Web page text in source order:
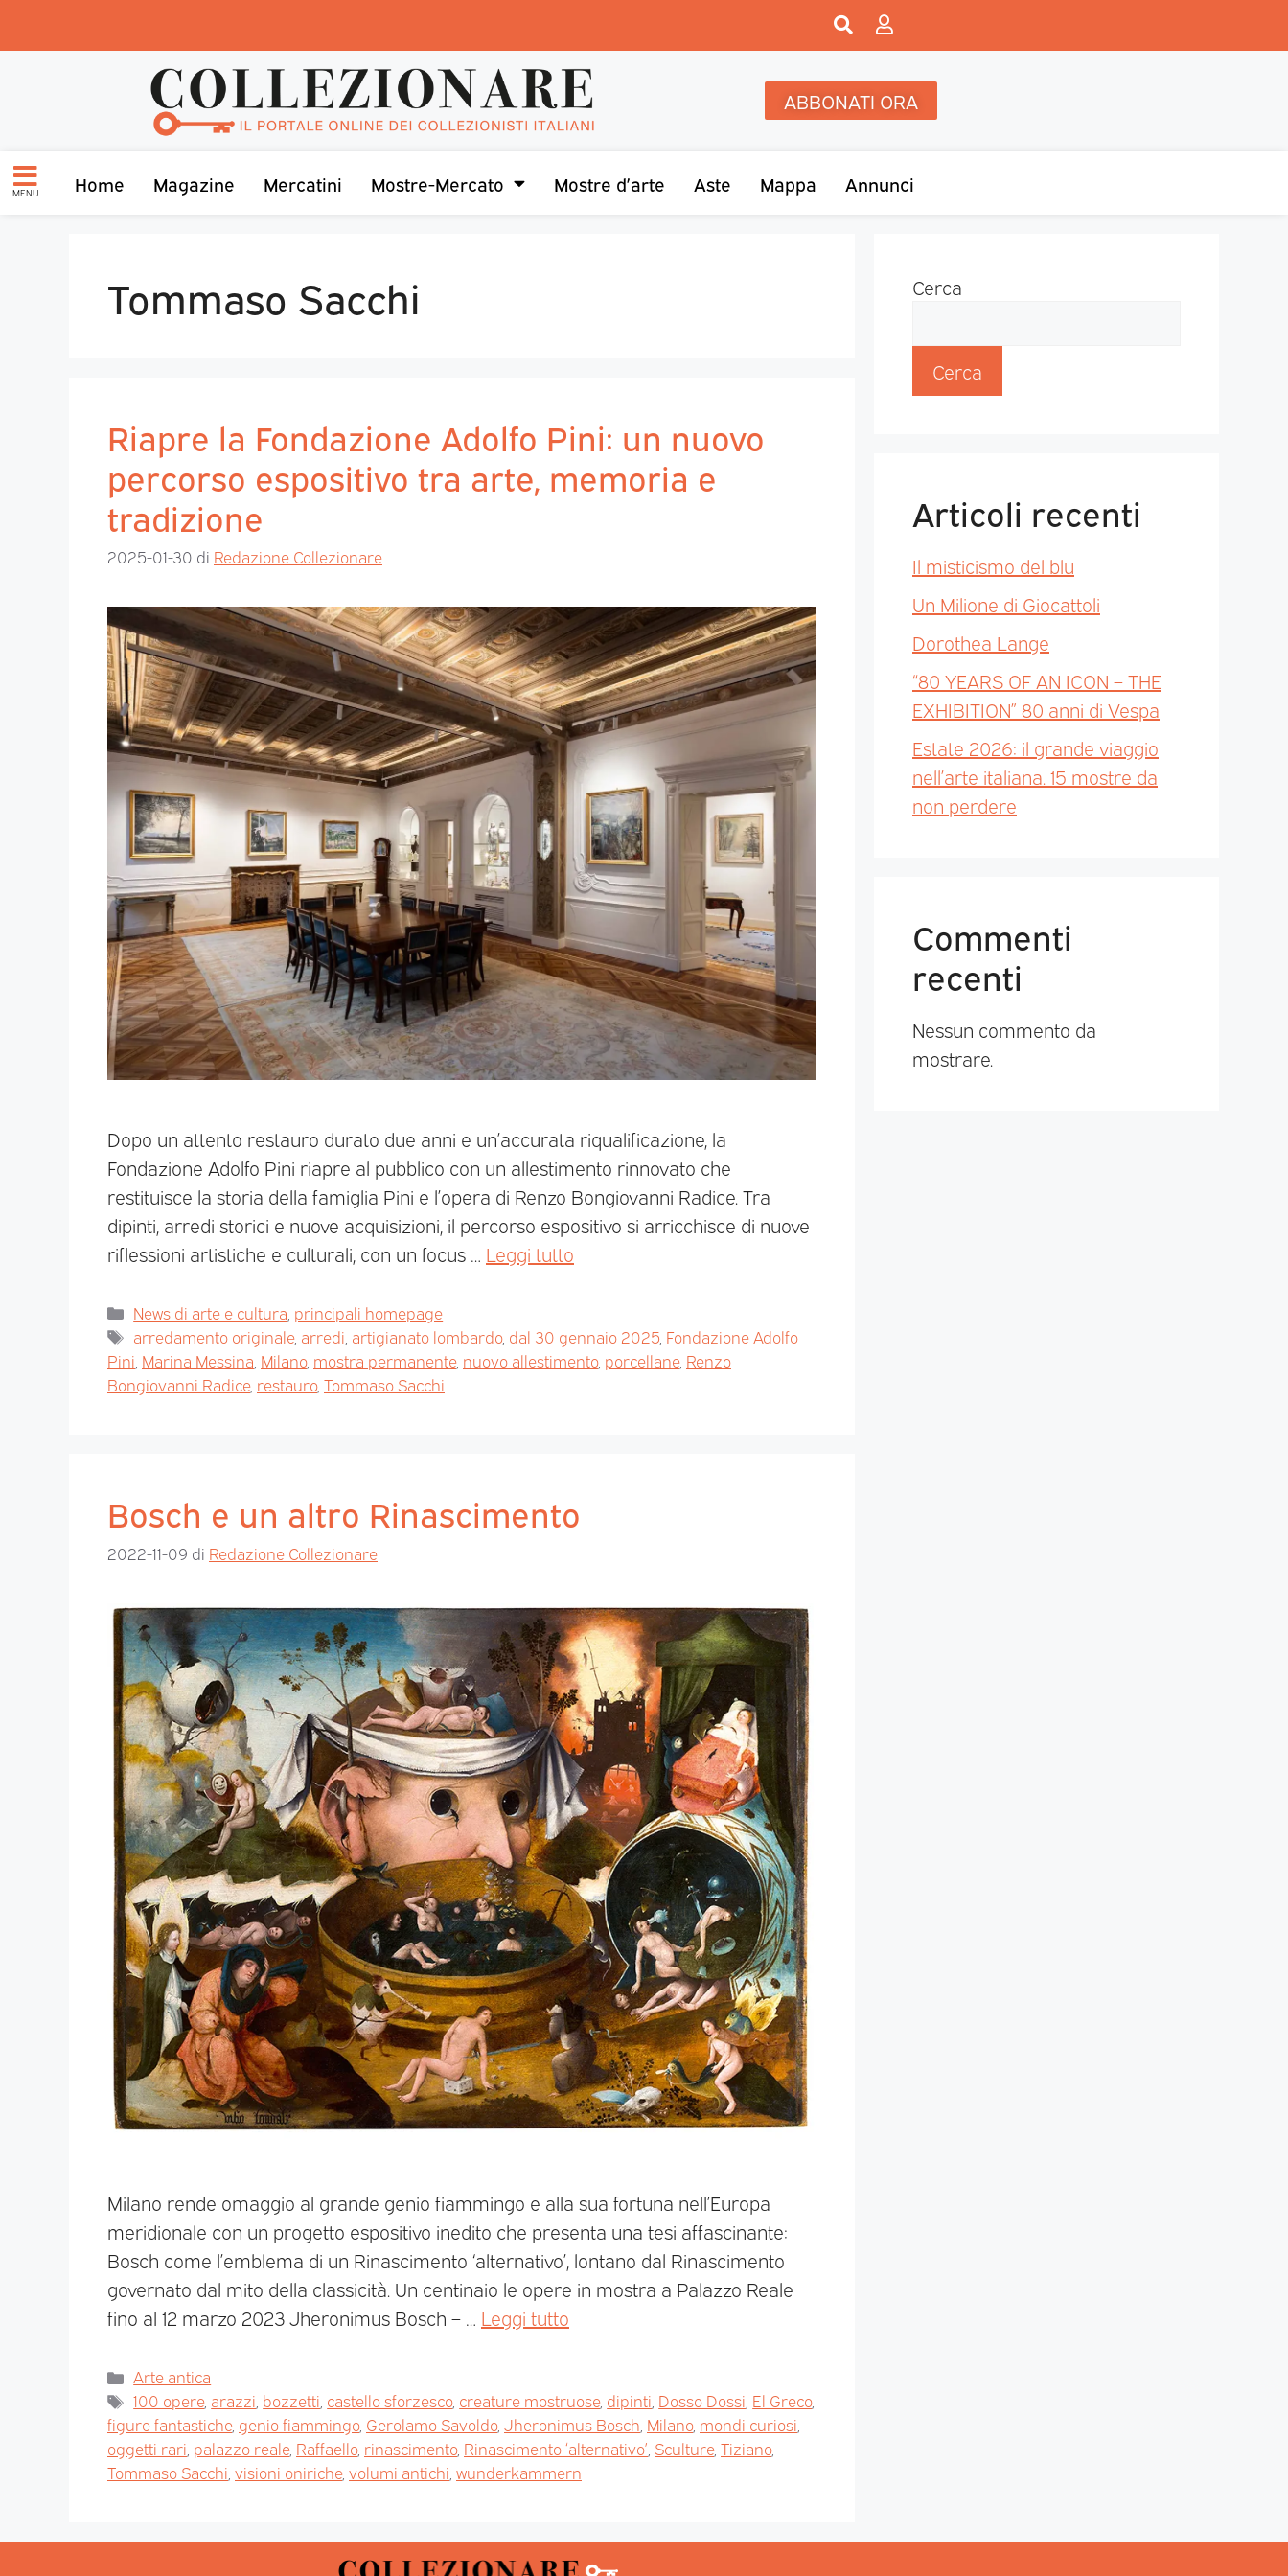
ABBONATI ORA
MENU Home Magazine Mercatini Mostre-Mercato Mostre d’arte Aste Mappa Annunci
Tommaso Sacchi
Riapre la Fondazione Adolfo Pini: un nuovo
percorso espositivo tra arte, memoria e
tradizione
2025-01-30 di Redazione Collezionare
Dopo un attento restauro durato due anni e un’accurata riqualificazione, la
Fondazione Adolfo Pini riapre al pubblico con un allestimento rinnovato che
restituisce la storia della famiglia Pini e l’opera di Renzo Bongiovanni Radice. Tra
dipinti, arredi storici e nuove acquisizioni, il percorso espositivo si arricchisce di nuove
riflessioni artistiche e culturali, con un focus … Leggi tutto
News di arte e cultura principali homepage
arredamento originale, arredi artigianato lombardo, dal 30 gennaio 2025, Fondazione Adolfo
Pini Marina Messina Milano, mostra permanente, nuovo allestimento, porcellane, Renzo
Bongiovanni Radice, restauro, Tommaso Sacchi
Bosch e un altro Rinascimento
2022-11-09 di Redazione Collezionare
Milano rende omaggio al grande genio fiammingo e alla sua fortuna nell’Europa
meridionale con un progetto espositivo inedito che presenta una tesi affascinante:
Bosch come l’emblema di un Rinascimento ‘alternativo’, lontano dal Rinascimento
governato dal mito della classicità. Un centinaio le opere in mostra a Palazzo Reale
fino al 12 marzo 2023 Jheronimus Bosch – … Leggi tutto
Arte antica
100 opere, arazzi bozzetti castello sforzesco, creature mostruose, dipinti Dosso Dossi El Greco,
figure fantastiche, genio fiammingo, Gerolamo Savoldo, Jheronimus Bosch Milano, mondi curiosi
oggetti rari palazzo reale, Raffaello, rinascimento, Rinascimento ‘alternativo’ Sculture, Tiziano,
Tommaso Sacchi visioni oniriche, volumi antichi wunderkammern
Cerca
Cerca
Articoli recenti
Il misticismo del blu
Un Milione di Giocattoli
Dorothea Lange
“80 YEARS OF AN ICON – THE
EXHIBITION” 80 anni di Vespa
Estate 2026: il grande viaggio
nell’arte italiana. 15 mostre da
non perdere
Commenti
recenti
Nessun commento da
mostrare.